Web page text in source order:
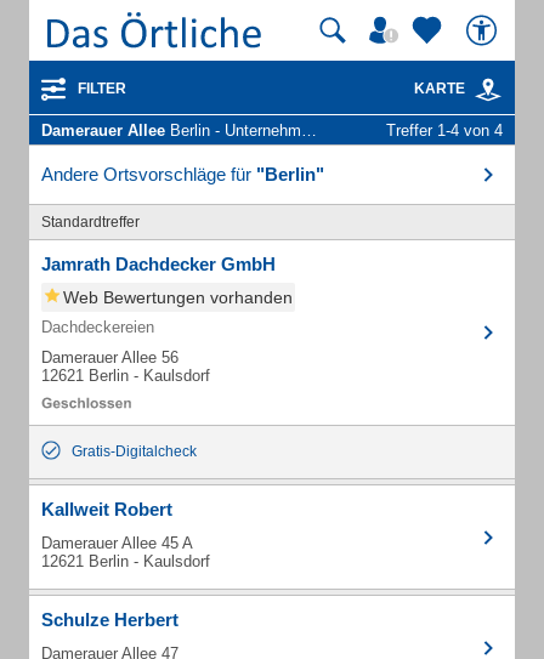
FILTER KARTE
Damerauer Allee Berlin - Unternehmen und Personen Treffer 1-4 von 4
Andere Ortsvorschläge für "Berlin"
Standardtreffer
Jamrath Dachdecker GmbH
Web Bewertungen vorhanden
Dachdeckereien
Damerauer Allee 56
12621 Berlin - Kaulsdorf
Gratis-Digitalcheck
Kallweit Robert
Damerauer Allee 45 A
12621 Berlin - Kaulsdorf
Schulze Herbert
Damerauer Allee 47